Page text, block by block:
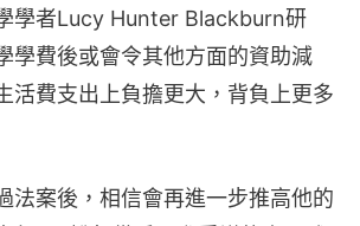
學者Lucy Hunter Blackburn研
學費後或會令其他方面的資助減
活費支出上負擔更大，背負上更多
法案後，相信會再進一步推高他的